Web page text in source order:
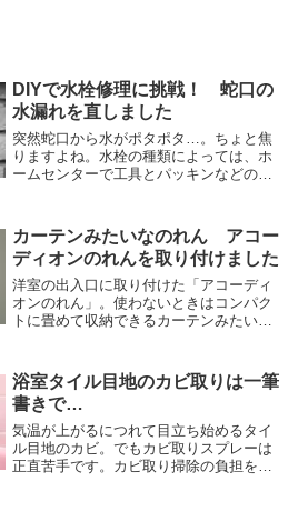
DIYで水栓修理に挑戦！ 蛇口の
水漏れを直しました
突然蛇口から水がポタポタ…。ちょと焦
りますよね。水栓の種類によっては、ホ
ームセンターで工具とパッキンなどの部
した。
カーテンみたいなのれん アコー
ディオンのれんを取り付けました
洋室の出入口に取り付けた「アコーディ
オンのれん」。使わないときはコンパク
トに畳めて収納できるカーテンみたいな
浴室タイル目地のカビ取りは一筆
書きで…
気温が上がるにつれて目立ち始めるタイ
ル目地のカビ。でもカビ取りスプレーは
正直苦手です。カビ取り掃除の負担を軽